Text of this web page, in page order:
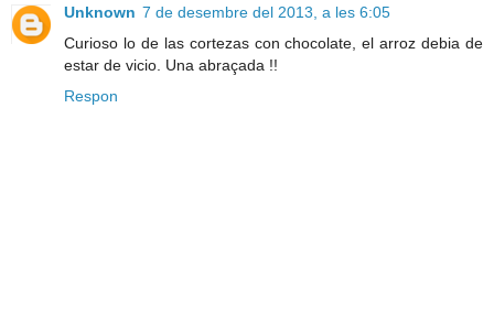
Unknown 7 de desembre del 2013, a les 6:05
Curioso lo de las cortezas con chocolate, el arroz debia de
estar de vicio. Una abraçada !!
Respon